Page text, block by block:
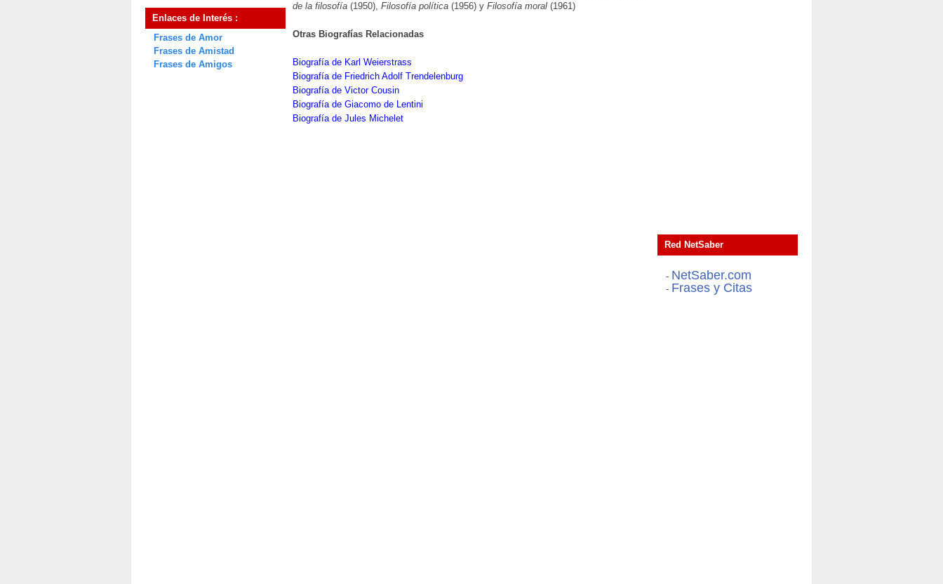
Enlaces de Interés :
Frases de Amor
Frases de Amistad
Frases de Amigos
de la filosofía (1950), Filosofía política (1956) y Filosofía moral (1961)
Otras Biografías Relacionadas
Biografía de Karl Weierstrass
Biografía de Friedrich Adolf Trendelenburg
Biografía de Victor Cousin
Biografía de Giacomo de Lentini
Biografía de Jules Michelet
Red NetSaber
- NetSaber.com
- Frases y Citas